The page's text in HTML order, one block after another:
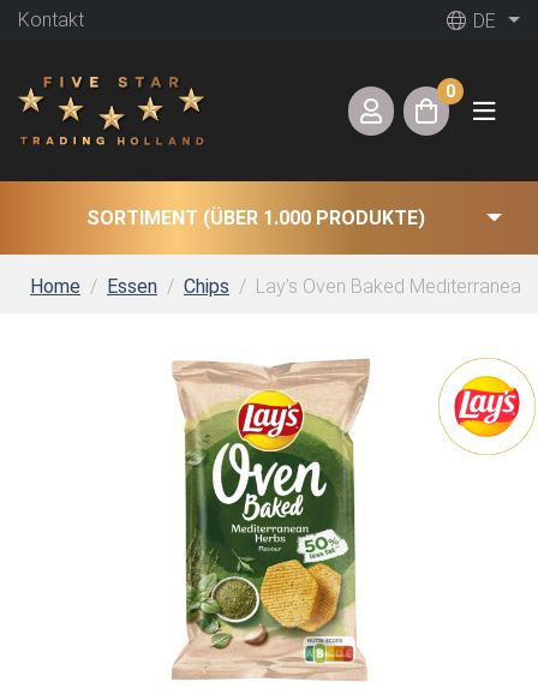
Kontakt DE
0
SORTIMENT (ÜBER 1.000 PRODUKTE)
Home Essen Chips Lay’s Oven Baked